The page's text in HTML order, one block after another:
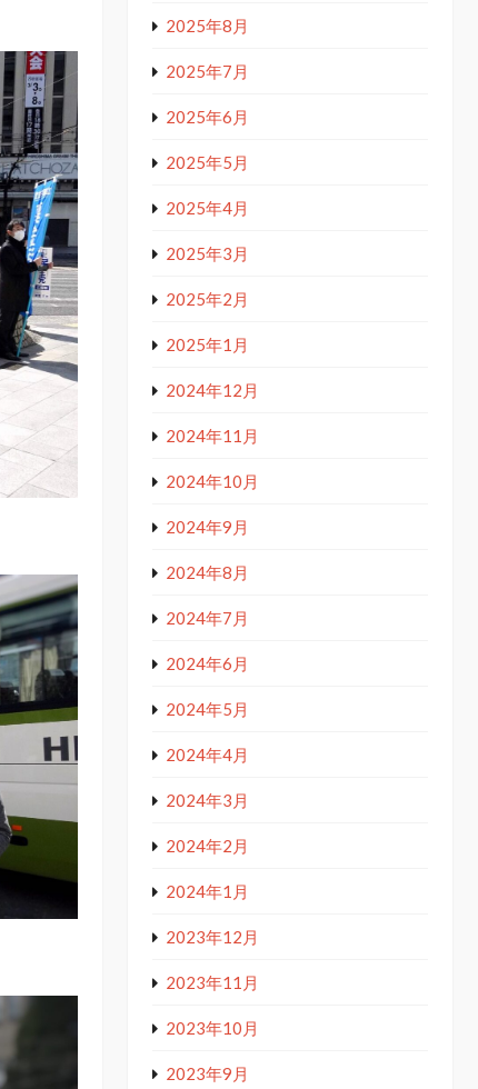
2025年8月
2025年7月
2025年6月
2025年5月
2025年4月
2025年3月
2025年2月
2025年1月
2024年12月
2024年11月
2024年10月
2024年9月
2024年8月
2024年7月
2024年6月
2024年5月
2024年4月
2024年3月
2024年2月
2024年1月
2023年12月
2023年11月
2023年10月
2023年9月